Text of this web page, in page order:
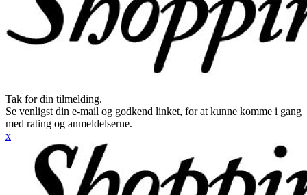
Tak for din tilmelding.
Se venligst din e-mail og godkend linket, for at kunne komme i gang
med rating og anmeldelserne.
x